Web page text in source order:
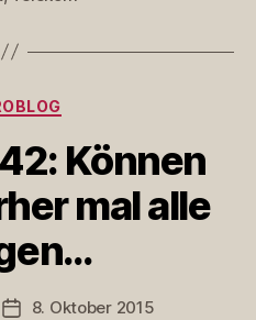
Kategorien
Können
mal alle
Veröffentlichungsdatum
8. Oktober 2015